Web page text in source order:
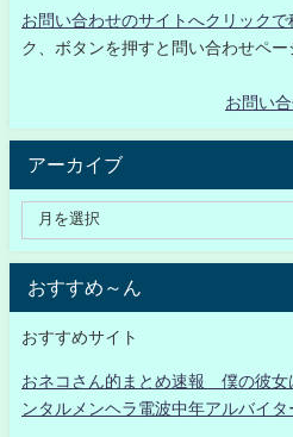
お問い合わせのサイトへクリックで
ク、ボタンを押すと問い合わせペー
お問い
アーカイブ
おすすめ～ん
おすすめサイト
おネコさん的まとめ速報 僕の彼女
ンタルメンヘラ電波中年アルバイ